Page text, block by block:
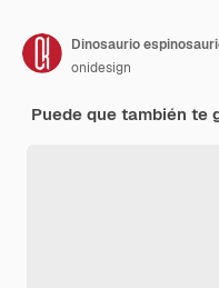
Dinosaurio
onidesign
Puede que también te